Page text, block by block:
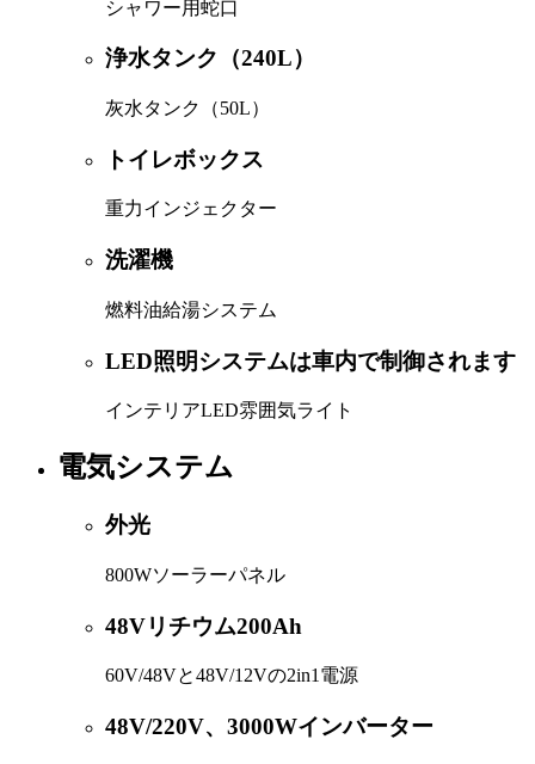
シャワー用蛇口
浄水タンク（240L）
灰水タンク（50L）
トイレボックス
重力インジェクター
洗濯機
燃料油給湯システム
LED照明システムは車内で制御されます
インテリアLED雰囲気ライト
電気システム
外光
800Wソーラーパネル
48Vリチウム200Ah
60V/48Vと48V/12Vの2in1電源
48V/220V、3000Wインバーター